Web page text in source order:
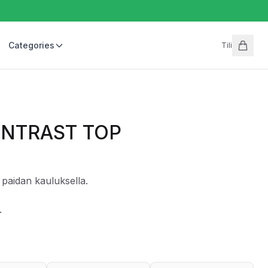
Categories Tili
TOP
kauluksella.